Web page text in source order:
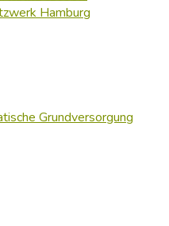
Hamburg
Grundversorgung